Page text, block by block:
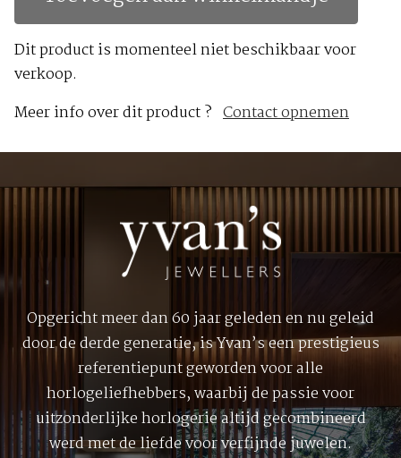
Dit product is momenteel niet beschikbaar voor
verkoop.
Meer info over dit product ? Contact opnemen
Opgericht meer dan 60 jaar geleden en nu geleid
door de derde generatie, is Yvan’s een prestigieus
referentiepunt geworden voor alle
horlogeliefhebbers, waarbij de passie voor
uitzonderlijke horlogerie altijd gecombineerd
werd met de liefde voor verfijnde juwelen.